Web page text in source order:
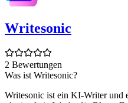
Writesonic
2 Bewertungen
Was ist Writesonic?
Writesonic ist ein KI-Writer und